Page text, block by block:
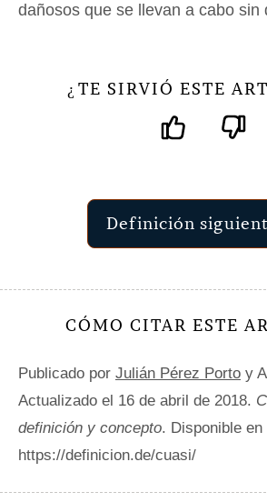
dañosos que se llevan a cabo sin
¿ TE SIRVIÓ ESTE
Definición
CÓMO CITAR ESTE
Publicado por Julián Pérez Porto y
Actualizado el 16 de abril de 2018.
definición y concepto. Disponible en
https://definicion.de/cuasi/